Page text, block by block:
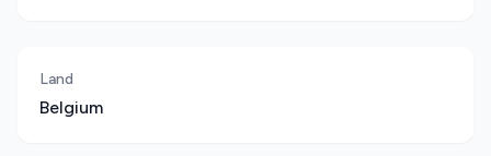
Land
Belgium